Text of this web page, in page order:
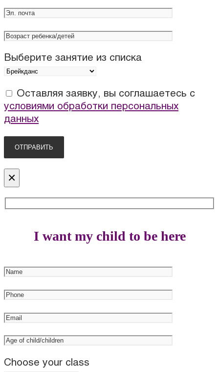
Выберите занятие из списка
Оставляя заявку, вы соглашаетесь с
условиями обработки персональных
данных
×
I want my child to be here
Choose your class